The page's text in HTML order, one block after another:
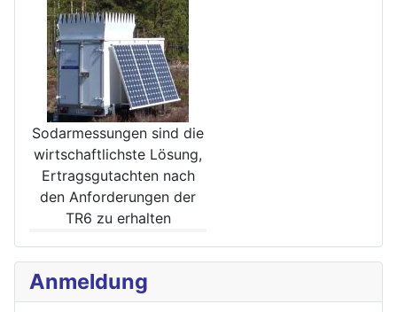
Sodarmessungen sind die
wirt­schaftlichste Lösung,
Ertrags­gutachten nach
den Anforde­rungen der
TR6 zu erhalten
Anmeldung